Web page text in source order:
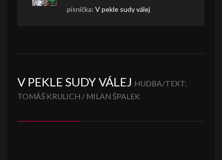
písnička: V pekle sudy válej
V PEKLE SUDY VÁLEJ HUDBA/TEXT:
TOMÁŠ KRULICH / MILAN ŠPALEK